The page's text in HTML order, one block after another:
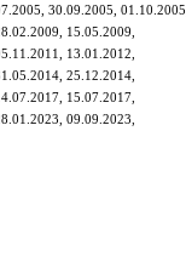
30.09.2005, 01.10.2005,
15.05.2009,
13.01.2012,
25.12.2014,
15.07.2017,
09.09.2023,